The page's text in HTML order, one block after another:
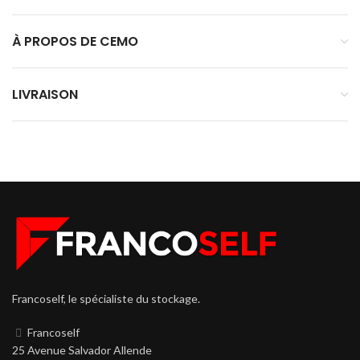
À PROPOS DE CEMO
LIVRAISON
Francoself, le spécialiste du stockage.
Francoself
25 Avenue Salvador Allende